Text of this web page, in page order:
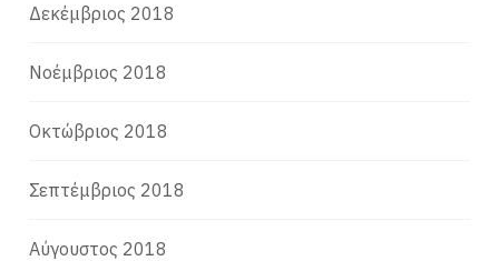
Δεκέμβριος 2018
Νοέμβριος 2018
Οκτώβριος 2018
Σεπτέμβριος 2018
Αύγουστος 2018